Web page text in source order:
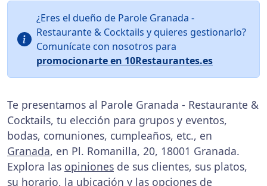
¿Eres el dueño de Parole Granada -
Restaurante & Cocktails y quieres gestionarlo?
Comunícate con nosotros para
promocionarte en 10Restaurantes.es
Te presentamos al Parole Granada - Restaurante &
Cocktails, tu elección para grupos y eventos,
bodas, comuniones, cumpleaños, etc., en
Granada, en Pl. Romanilla, 20, 18001 Granada.
Explora las opiniones de sus clientes, sus platos,
su horario, la ubicación y las opciones de